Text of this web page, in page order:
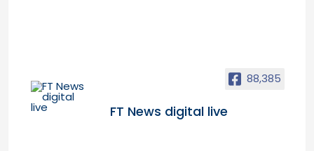
88,385
FT News digital live